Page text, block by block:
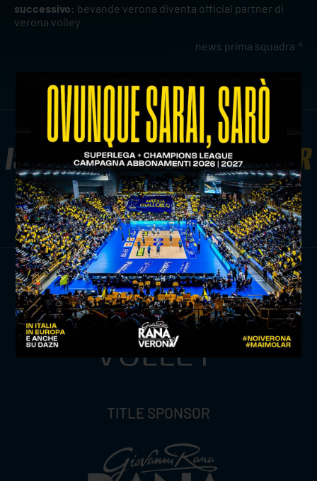
successivo: bevande verona diventa official partner di
verona volley
news prima squadra
ISCRIVITI ALLANEWSLETTER
ISCRIVITI ORA
TITLE SPONSOR